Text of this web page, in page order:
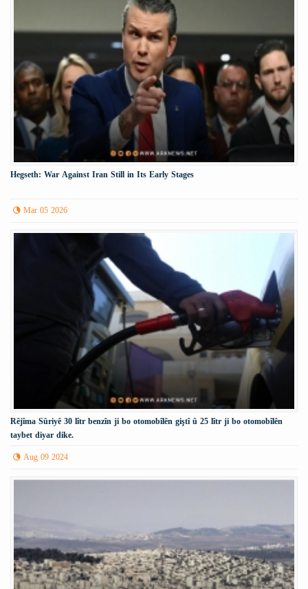
Hegseth: War Against Iran Still in Its Early Stages
Mar 05 2026
Rêjîma Sûriyê 30 lîtr benzîn ji bo otomobîlên giştî û 25 lîtr ji bo otomobîlên
taybet diyar dike.
Aug 09 2024